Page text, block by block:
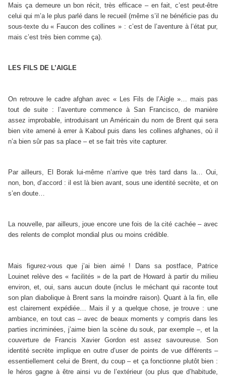
Mais ça demeure un bon récit, très efficace – en fait, c’est peut-être
celui qui m’a le plus parlé dans le recueil (même s’il ne bénéficie pas du
sous-texte du « Faucon des collines » : c’est de l’aventure à l’état pur,
mais c’est très bien comme ça).
LES FILS DE L’AIGLE
On retrouve le cadre afghan avec « Les Fils de l’Aigle »… mais pas
tout de suite : l’aventure commence à San Francisco, de manière
assez improbable, introduisant un Américain du nom de Brent qui sera
bien vite amené à errer à Kaboul puis dans les collines afghanes, où il
n’a bien sûr pas sa place – et se fait très vite capturer.
Par ailleurs, El Borak lui-même n’arrive que très tard dans la… Oui,
non, bon, d’accord : il est là bien avant, sous une identité secrète, et on
s’en doute…
La nouvelle, par ailleurs, joue encore une fois de la cité cachée – avec
des relents de complot mondial plus ou moins crédible.
Mais figurez-vous que j’ai bien aimé ! Dans sa postface, Patrice
Louinet relève des « facilités » de la part de Howard à partir du milieu
environ, et, oui, sans aucun doute (inclus le méchant qui raconte tout
son plan diabolique à Brent sans la moindre raison). Quant à la fin, elle
est clairement expédiée… Mais il y a quelque chose, je trouve : une
ambiance, en tout cas – avec de beaux moments y compris dans les
parties incriminées, j’aime bien la scène du souk, par exemple –, et la
couverture de Francis Xavier Gordon est assez savoureuse. Son
identité secrète implique en outre d’user de points de vue différents –
essentiellement celui de Brent, du coup – et ça fonctionne plutôt bien :
le héros gagne à être ainsi vu de l’extérieur (ou plus que d’habitude,